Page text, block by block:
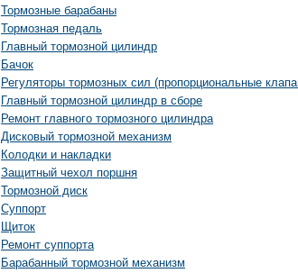
Тормозные барабаны
Тормозная педаль
Главный тормозной цилиндр
Бачок
Регуляторы тормозных сил (пропорциональные
Главный тормозной цилиндр в сборе
Ремонт главного тормозного цилиндра
Дисковый тормозной механизм
Колодки и накладки
Защитный чехол поршня
Тормозной диск
Суппорт
Щиток
Ремонт суппорта
Барабанный тормозной механизм